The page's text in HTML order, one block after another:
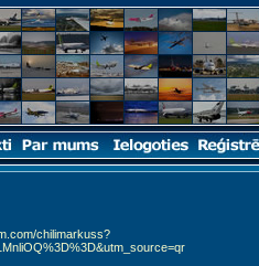
chilimarkuss?